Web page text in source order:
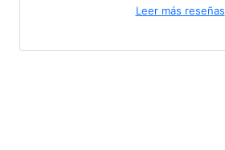
Leer más reseñas